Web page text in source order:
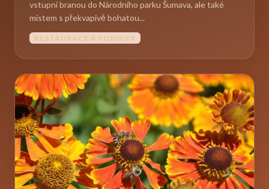
vstupní branou do Národního parku Šumava, ale také
místem s překvapivě bohatou...
RESTAURACE A PODNIKY